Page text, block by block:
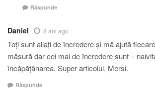
Răspunde
Daniel 8 ani ago
Toți sunt aliați de încredere și mă ajută
măsură dar cei mai de încredere sunt –
încăpățânarea. Super articolul, Mersi.
Răspunde